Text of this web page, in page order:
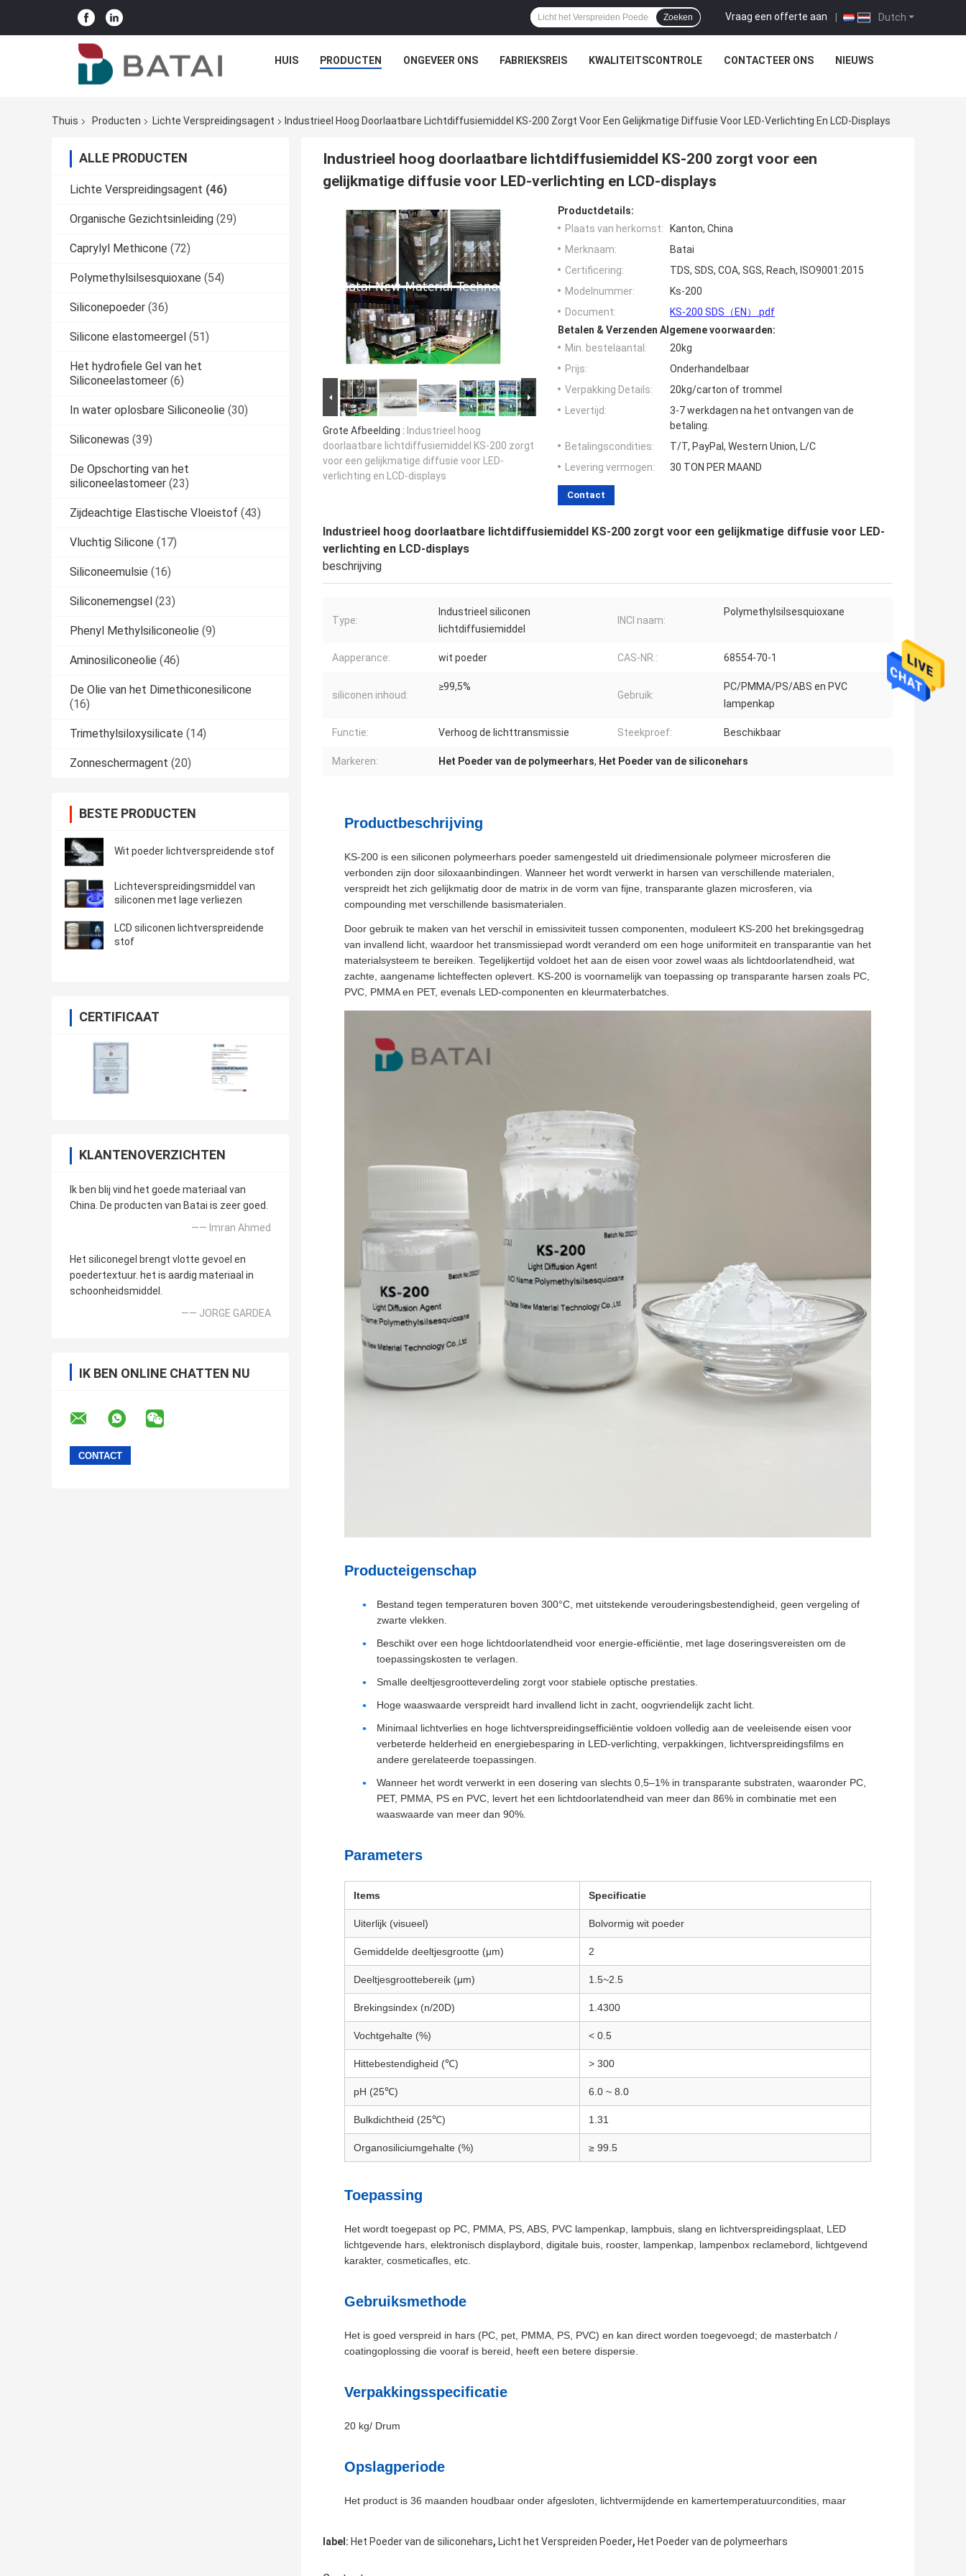
Dutch
Vraag een offerte aan |
Zoeken
HUIS PRODUCTEN ONGEVEER ONS FABRIEKSREIS KWALITEITSCONTROLE CONTACTEER ONS NIEUWS
Thuis Producten Lichte Verspreidingsagent Industrieel Hoog Doorlaatbare Lichtdiffusiemiddel KS-200 Zorgt Voor Een Gelijkmatige Diffusie Voor LED-Verlichting En LCD-Displays
ALLE PRODUCTEN
Lichte Verspreidingsagent (46)
Organische Gezichtsinleiding (29)
Caprylyl Methicone (72)
Polymethylsilsesquioxane (54)
Siliconepoeder (36)
Silicone elastomeergel (51)
Het hydrofiele Gel van het
Siliconeelastomeer (6)
In water oplosbare Siliconeolie (30)
Siliconewas (39)
De Opschorting van het
siliconeelastomeer (23)
Zijdeachtige Elastische Vloeistof (43)
Vluchtig Silicone (17)
Siliconeemulsie (16)
Siliconemengsel (23)
Phenyl Methylsiliconeolie (9)
Aminosiliconeolie (46)
De Olie van het Dimethiconesilicone
(16)
Trimethylsiloxysilicate (14)
Zonneschermagent (20)
BESTE PRODUCTEN
Wit poeder lichtverspreidende stof
Lichteverspreidingsmiddel van
siliconen met lage verliezen
LCD siliconen lichtverspreidende
stof
CERTIFICAAT
KLANTENOVERZICHTEN
Ik ben blij vind het goede materiaal van
China. De producten van Batai is zeer goed.
—— Imran Ahmed
Het siliconegel brengt vlotte gevoel en
poedertextuur. het is aardig materiaal in
schoonheidsmiddel.
—— JORGE GARDEA
IK BEN ONLINE CHATTEN NU
Industrieel hoog doorlaatbare lichtdiffusiemiddel KS-200 zorgt voor een
gelijkmatige diffusie voor LED-verlichting en LCD-displays
Grote Afbeelding : Industrieel hoog
doorlaatbare lichtdiffusiemiddel KS-200 zorgt
voor een gelijkmatige diffusie voor LED-
verlichting en LCD-displays
Productdetails:
Plaats van herkomst:
Kanton, China
Merknaam:
Batai
Certificering:
TDS, SDS, COA, SGS, Reach, ISO9001:2015
Modelnummer:
Ks-200
Document:
KS-200 SDS（EN）.pdf
Betalen & Verzenden Algemene voorwaarden:
Min. bestelaantal:
20kg
Prijs:
Onderhandelbaar
Verpakking Details:
20kg/carton of trommel
Levertijd:
3-7 werkdagen na het ontvangen van de
betaling.
Betalingscondities:
T/T, PayPal, Western Union, L/C
Levering vermogen:
30 TON PER MAAND
Contact
Industrieel hoog doorlaatbare lichtdiffusiemiddel KS-200 zorgt voor een gelijkmatige diffusie voor LED-
verlichting en LCD-displays
beschrijving
Type:
Industrieel siliconen
lichtdiffusiemiddel
INCI naam:
Polymethylsilsesquioxane
Aapperance: wit poeder CAS-NR.: 68554-70-1
siliconen inhoud:
≥99,5%
Gebruik:
PC/PMMA/PS/ABS en PVC
lampenkap
Functie: Verhoog de lichttransmissie Steekproef: Beschikbaar
Markeren: Het Poeder van de polymeerhars, Het Poeder van de siliconehars
Productbeschrijving
KS-200 is een siliconen polymeerhars poeder samengesteld uit driedimensionale polymeer microsferen die
verbonden zijn door siloxaanbindingen. Wanneer het wordt verwerkt in harsen van verschillende materialen,
verspreidt het zich gelijkmatig door de matrix in de vorm van fijne, transparante glazen microsferen, via
compounding met verschillende basismaterialen.
Door gebruik te maken van het verschil in emissiviteit tussen componenten, moduleert KS-200 het brekingsgedrag
van invallend licht, waardoor het transmissiepad wordt veranderd om een hoge uniformiteit en transparantie van het
materialsysteem te bereiken. Tegelijkertijd voldoet het aan de eisen voor zowel waas als lichtdoorlatendheid, wat
zachte, aangename lichteffecten oplevert. KS-200 is voornamelijk van toepassing op transparante harsen zoals PC,
PVC, PMMA en PET, evenals LED-componenten en kleurmaterbatches.
Producteigenschap
Bestand tegen temperaturen boven 300°C, met uitstekende verouderingsbestendigheid, geen vergeling of
zwarte vlekken.
Beschikt over een hoge lichtdoorlatendheid voor energie-efficiëntie, met lage doseringsvereisten om de
toepassingskosten te verlagen.
Smalle deeltjesgrootteverdeling zorgt voor stabiele optische prestaties.
Hoge waaswaarde verspreidt hard invallend licht in zacht, oogvriendelijk zacht licht.
Minimaal lichtverlies en hoge lichtverspreidingsefficiëntie voldoen volledig aan de veeleisende eisen voor
verbeterde helderheid en energiebesparing in LED-verlichting, verpakkingen, lichtverspreidingsfilms en
andere gerelateerde toepassingen.
Wanneer het wordt verwerkt in een dosering van slechts 0,5–1% in transparante substraten, waaronder PC,
PET, PMMA, PS en PVC, levert het een lichtdoorlatendheid van meer dan 86% in combinatie met een
waaswaarde van meer dan 90%.
Parameters
Items Specificatie
Uiterlijk (visueel) Bolvormig wit poeder
Gemiddelde deeltjesgrootte (μm) 2
Deeltjesgroottebereik (μm) 1.5~2.5
Brekingsindex (n/20D) 1.4300
Vochtgehalte (%) < 0.5
Hittebestendigheid (℃) > 300
pH (25℃) 6.0 ~ 8.0
Bulkdichtheid (25℃) 1.31
Organosiliciumgehalte (%) ≥ 99.5
Toepassing
Het wordt toegepast op PC, PMMA, PS, ABS, PVC lampenkap, lampbuis, slang en lichtverspreidingsplaat, LED
lichtgevende hars, elektronisch displaybord, digitale buis, rooster, lampenkap, lampenbox reclamebord, lichtgevend
karakter, cosmeticafles, etc.
Gebruiksmethode
Het is goed verspreid in hars (PC, pet, PMMA, PS, PVC) en kan direct worden toegevoegd; de masterbatch /
coatingoplossing die vooraf is bereid, heeft een betere dispersie.
Verpakkingsspecificatie
20 kg/ Drum
Opslagperiode
Het product is 36 maanden houdbaar onder afgesloten, lichtvermijdende en kamertemperatuurcondities, maar
label: Het Poeder van de siliconehars, Licht het Verspreiden Poeder, Het Poeder van de polymeerhars